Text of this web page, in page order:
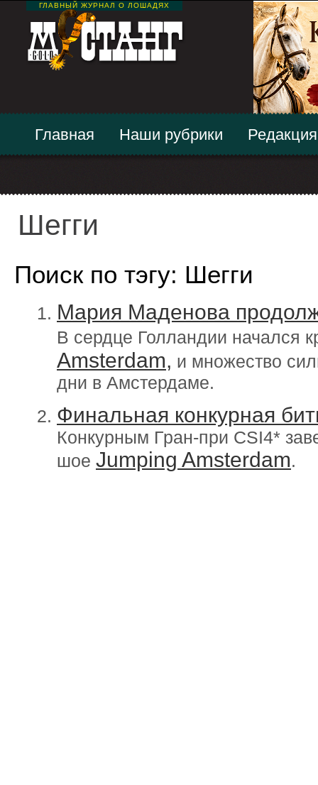
ГЛАВНЫЙ ЖУРНАЛ О ЛОШАДЯХ
Главная Наши рубрики Редакция
Шегги
Поиск по тэгу: Шегги
Мария Маденова
В сердце Голландии начался
Amsterdam, и множество
дни в Амстердаме.
Финальная конкурная
Конкурным Гран-при CSI4*
шое Jumping Amsterdam.